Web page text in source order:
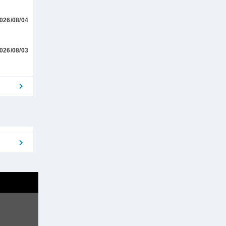
08/04
08/03